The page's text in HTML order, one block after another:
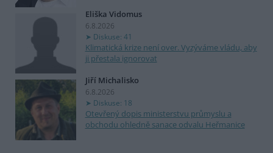
Eliška Vidomus
6.8.2026
Diskuse: 41
Klimatická krize není over. Vyzýváme vládu, aby
ji přestala ignorovat
Jiří Michalisko
6.8.2026
Diskuse: 18
Otevřený dopis ministerstvu průmyslu a
obchodu ohledně sanace odvalu Heřmanice